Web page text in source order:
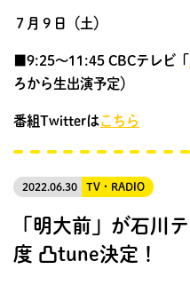
７月９日（土）
■9:25〜11:45 CBCテレビ「
ろから生出演予定）
番組Twitterはこちら
2022.06.30 TV・RADIO
「明大前」が石川
度 凸tune決定！